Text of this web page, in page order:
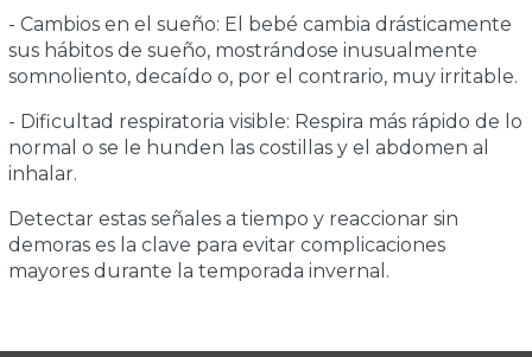
- Cambios en el sueño: El bebé cambia drásticamente
sus hábitos de sueño, mostrándose inusualmente
somnoliento, decaído o, por el contrario, muy irritable.
- Dificultad respiratoria visible: Respira más rápido de lo
normal o se le hunden las costillas y el abdomen al
inhalar.
Detectar estas señales a tiempo y reaccionar sin
demoras es la clave para evitar complicaciones
mayores durante la temporada invernal.